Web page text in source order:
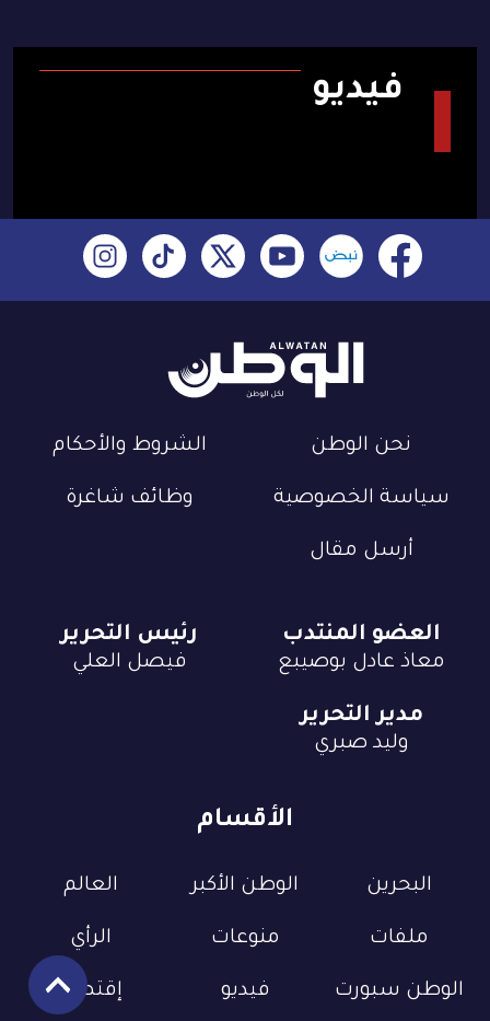
فيديو
نحن الوطن الشروط والأحكام
سياسة الخصوصية وظائف شاغرة
أرسل مقال
الأقسام
البحرين الوطن الأكبر العالم
ملفات منوعات الرأي
الوطن سبورت فيديو إقتصاد
العضو المنتدب
معاذ عادل بوصيبع
رئيس التحرير
فيصل العلي
مدير التحرير
وليد صبري